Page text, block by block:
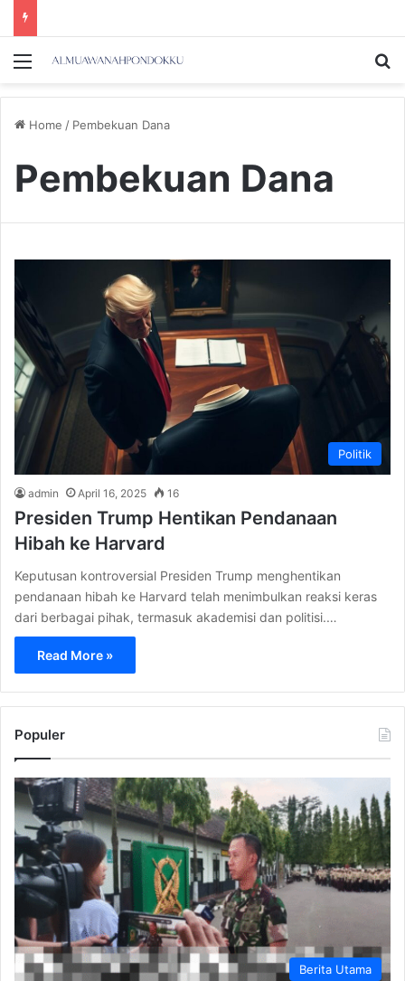
Menu
Home / Pembekuan Dana
Pembekuan Dana
Politik
admin April 16, 2025 16
Presiden Trump Hentikan Pendanaan
Hibah ke Harvard
Keputusan kontroversial Presiden Trump menghentikan
pendanaan hibah ke Harvard telah menimbulkan reaksi keras
dari berbagai pihak, termasuk akademisi dan politisi.…
Read More »
Populer
Berita Utama